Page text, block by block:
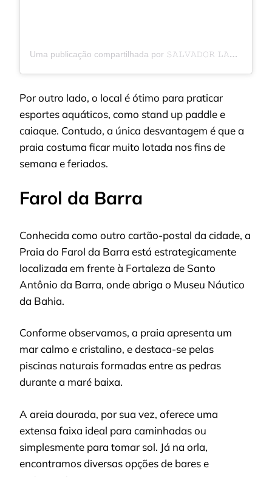
Uma publicação compartilhada por 𝚂𝙰𝙻𝚅𝙰𝙳𝙾𝚁 𝙻𝙰𝚃𝙸𝙽𝙰 (@salvadorlatina)
Por outro lado, o local é ótimo para praticar
esportes aquáticos, como stand up paddle e
caiaque. Contudo, a única desvantagem é que a
praia costuma ficar muito lotada nos fins de
semana e feriados.
Farol da Barra
Conhecida como outro cartão-postal da cidade, a
Praia do Farol da Barra está estrategicamente
localizada em frente à Fortaleza de Santo
Antônio da Barra, onde abriga o Museu Náutico
da Bahia.
Conforme observamos, a praia apresenta um
mar calmo e cristalino, e destaca-se pelas
piscinas naturais formadas entre as pedras
durante a maré baixa.
A areia dourada, por sua vez, oferece uma
extensa faixa ideal para caminhadas ou
simplesmente para tomar sol. Já na orla,
encontramos diversas opções de bares e